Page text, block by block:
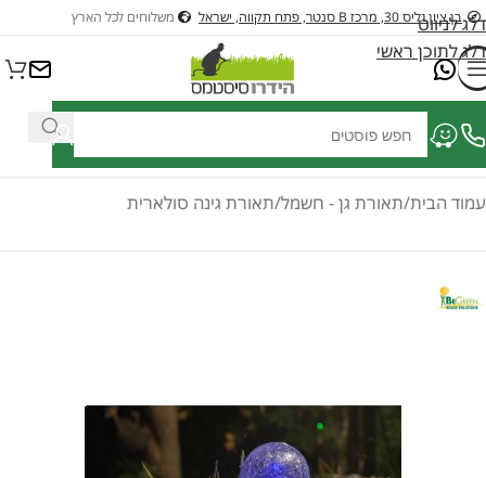
דלג לניווט
דלג לתוכן ראשי
בן ציון גליס 30, מרכז B סנטר, פתח תקווה, ישראל משלוחים לכל הארץ
ציוד לבריכות דגים ונוי ציוד לבריכות שחיה כלי גינון בנזין וחשמלים לגינה
עמוד הבית/תאורת גן - חשמל/תאורת גינה סולארית